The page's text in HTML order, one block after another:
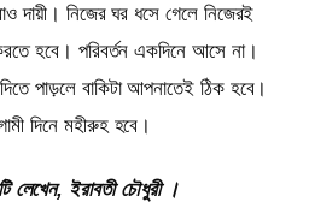
দায়ী। নিজের ঘর ধসে গেলে নিজেরই
হবে। পরিবর্তন একদিনে আসে না।
পাড়লে বাকিটা আপনাতেই ঠিক হবে।
দিনে মহীরুহ হবে।
লেখেন, ইরাবতী চৌধুরী ।